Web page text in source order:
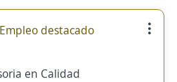
Empleo destacado
en Calidad